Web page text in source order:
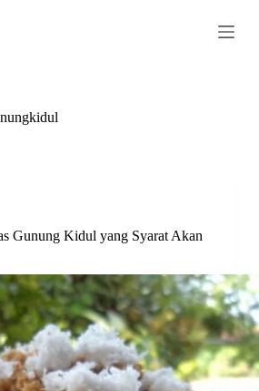
Gunung Kidul yang Syarat Akan